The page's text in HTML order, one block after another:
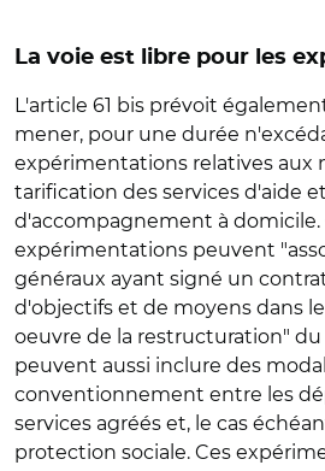
La voie est libre pour les
L'article 61 bis prévoit
mener, pour une durée
expérimentations relatives aux
tarification des services d'aide et
d'accompagnement à domicile.
expérimentations peuvent
généraux ayant signé un
d'objectifs et de moyens dans
oeuvre de la restructuration" du
peuvent aussi inclure des
conventionnement entre les
services agréés et, le cas
protection sociale. Ces